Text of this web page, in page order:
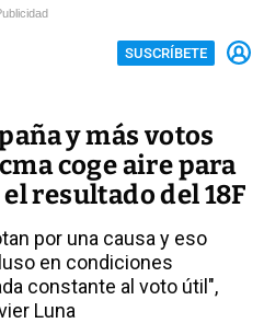
SUSCRÍBETE
y más votos
coge aire para
resultado del 18F
por una causa y eso
en condiciones
constante al voto útil",
Luna